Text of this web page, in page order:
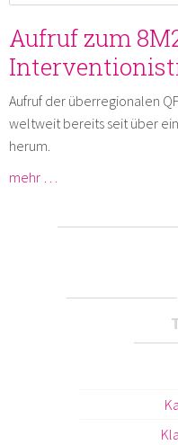
Aufruf zum
Aufruf der überregionalen
weltweit bereits seit über
herum.
mehr …